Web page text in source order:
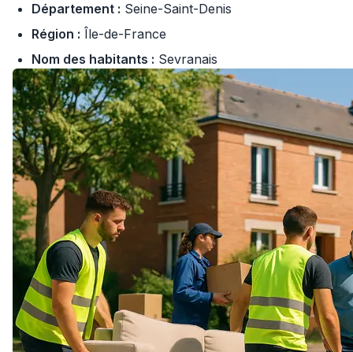
Département : Seine-Saint-Denis
Région : Île-de-France
Nom des habitants : Sevranais